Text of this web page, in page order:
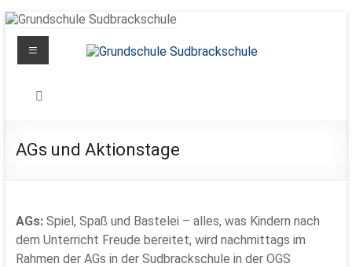
Zum
Inhalt
springen
Schule
in
Menü
AGs und Aktionstage
AGs: Spiel, Spaß und Bastelei – alles, was Kindern nach
dem Unterricht Freude bereitet, wird nachmittags im
Rahmen der AGs in der Sudbrackschule in der OGS